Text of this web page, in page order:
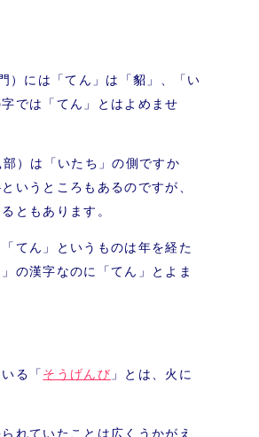
）には「てん」は「貂」、「い
では「てん」とはよめませ
）は「いたち」の側ですか
いうところもあるのですが、
ともあります。
てん」というものは年を経た
の漢字なのに「てん」とよま
る「 そうげんび 」とは、火に
れていたことは広くうかがえ